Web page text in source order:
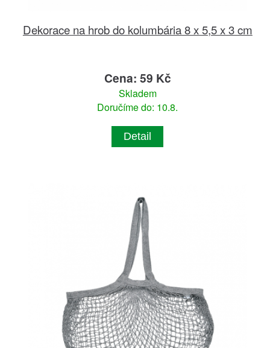
Dekorace na hrob do kolumbária 8 x 5,5 x 3 cm
Cena: 59 Kč
Skladem
Doručíme do: 10.8.
Detail